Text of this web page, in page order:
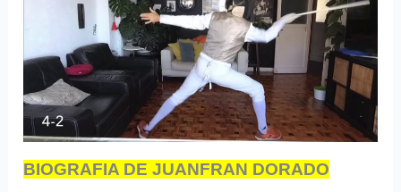
BIOGRAFIA DE JUANFRAN DORADO